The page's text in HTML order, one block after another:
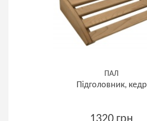
ПАЛ
Підголовник, кедр